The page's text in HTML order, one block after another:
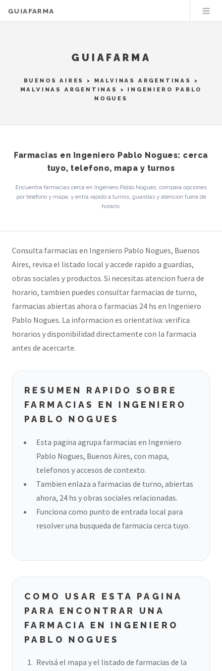
GUIAFARMA
GUIAFARMA
BUENOS AIRES > MALVINAS ARGENTINAS
>
MALVINAS ARGENTINAS
> INGENIERO PABLO
NOGUES
Farmacias en Ingeniero Pablo Nogues: cerca
tuyo, telefono, mapa y turnos
Encuentra farmacias cerca en Ingeniero Pablo Nogues, compara opciones
por telefono y mapa, y entra rapido a turnos, guardias y atencion fuera de
horario.
Consulta farmacias en Ingeniero Pablo Nogues, Buenos
Aires, revisa el listado local y accede rapido a guardias,
obras sociales y productos. Si necesitas atencion fuera de
horario, tambien puedes consultar farmacias de turno,
farmacias abiertas ahora o farmacias 24 hs en Ingeniero
Pablo Nogues. La informacion es orientativa: verifica
horarios y disponibilidad directamente con la farmacia
antes de acercarte.
RESUMEN RAPIDO SOBRE
FARMACIAS EN INGENIERO
PABLO NOGUES
Esta pagina agrupa farmacias en Ingeniero
Pablo Nogues, Buenos Aires, con mapa,
telefonos y accesos de contexto.
Tambien enlaza a farmacias de turno, abiertas
ahora, 24 hs y obras sociales relacionadas.
Funciona como punto de entrada local para
resolver una busqueda de farmacia cerca tuyo.
COMO USAR ESTA PAGINA
PARA ENCONTRAR UNA
FARMACIA EN INGENIERO
PABLO NOGUES
Revisá el mapa y el listado de farmacias de la